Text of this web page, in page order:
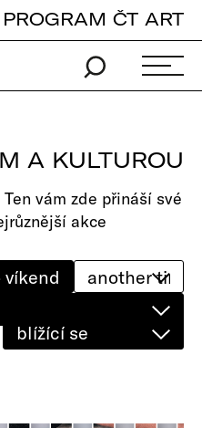
PROGRAM ČT ART
A KULTUROU
Ten vám zde přináší své
akce
blížící se